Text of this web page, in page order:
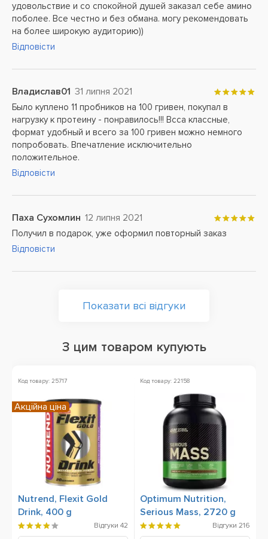
удовольствие и со спокойной душей заказал себе амино
поболее. Все честно и без обмана. могу рекомендовать
на более широкую аудиторию))
Відповісти
Владислав01 31 липня 2021
Было куплено 11 пробников на 100 гривен, покупал в
нагрузку к протеину - понравилось!!! Всса классные,
формат удобный и всего за 100 гривен можно немного
попробовать. Впечатление исключительно
положительное.
Відповісти
Паха Сухомлин 12 липня 2021
Получил в подарок, уже оформил повторный заказ
Відповісти
Показати всі відгуки
З цим товаром купують
Код товару: 25717
Nutrend, Flexit Gold
Drink, 400 g
Відгуки 42
Акційна ціна
Код товару: 22158
Optimum Nutrition,
Serious Mass, 2720 g
Відгуки 216